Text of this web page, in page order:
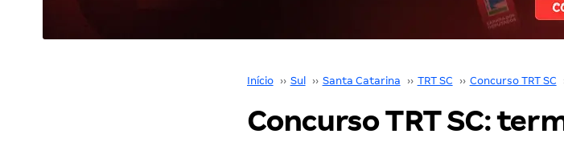
Início ›› Sul ›› Santa Catarina ›› TRT SC ›› Concurso TRT SC
Concurso TRT SC: